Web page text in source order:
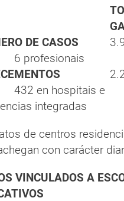
DE CASOS
en hospitais e
integradas
de centros
con carácter
VINCULADOS A